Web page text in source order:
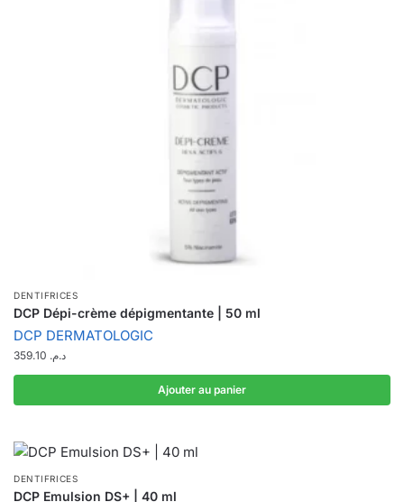
DENTIFRICES
DCP Dépi-crème dépigmentante | 50 ml
DCP DERMATOLOGIC
د.م.
Ajouter au panier
DENTIFRICES
DCP Emulsion DS+ | 40 ml